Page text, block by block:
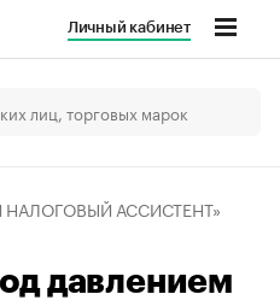
Личный кабинет
АССИСТЕНТ»
давлением